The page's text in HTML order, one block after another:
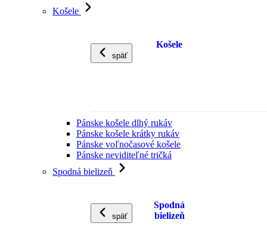
Košele
späť
Košele
Pánske košele dlhý rukáv
Pánske košele krátky rukáv
Pánske voľnočasové košele
Pánske neviditeľné tričká
Spodná bielizeň
späť
Spodná
bielizeň